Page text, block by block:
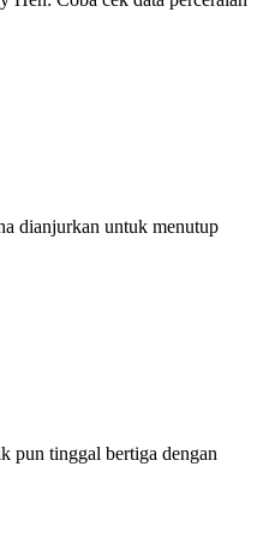
dianjurkan untuk menutup
pun tinggal bertiga dengan